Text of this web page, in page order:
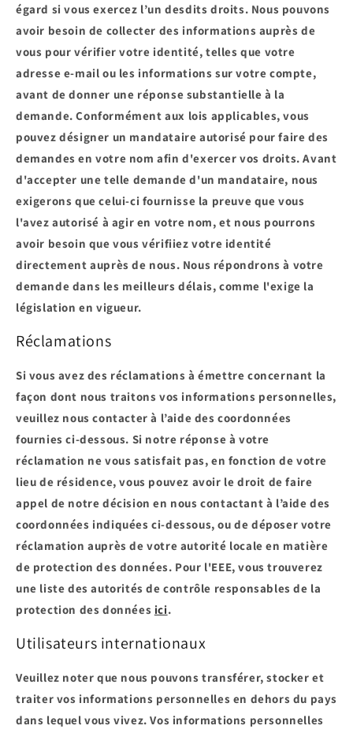
égard si vous exercez l’un desdits droits. Nous pouvons
avoir besoin de collecter des informations auprès de
vous pour vérifier votre identité, telles que votre
adresse e-mail ou les informations sur votre compte,
avant de donner une réponse substantielle à la
demande. Conformément aux lois applicables, vous
pouvez désigner un mandataire autorisé pour faire des
demandes en votre nom afin d'exercer vos droits. Avant
d'accepter une telle demande d'un mandataire, nous
exigerons que celui-ci fournisse la preuve que vous
l'avez autorisé à agir en votre nom, et nous pourrons
avoir besoin que vous vérifiiez votre identité
directement auprès de nous. Nous répondrons à votre
demande dans les meilleurs délais, comme l'exige la
législation en vigueur.
Réclamations
Si vous avez des réclamations à émettre concernant la
façon dont nous traitons vos informations personnelles,
veuillez nous contacter à l’aide des coordonnées
fournies ci-dessous. Si notre réponse à votre
réclamation ne vous satisfait pas, en fonction de votre
lieu de résidence, vous pouvez avoir le droit de faire
appel de notre décision en nous contactant à l’aide des
coordonnées indiquées ci-dessous, ou de déposer votre
réclamation auprès de votre autorité locale en matière
de protection des données. Pour l'EEE, vous trouverez
une liste des autorités de contrôle responsables de la
protection des données ici.
Utilisateurs internationaux
Veuillez noter que nous pouvons transférer, stocker et
traiter vos informations personnelles en dehors du pays
dans lequel vous vivez. Vos informations personnelles